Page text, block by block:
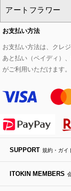
eur3
Maison de CINQ
MK MICHEL
HIROKO
スウェット・ジ
その他のトップ
セットアップパ
セットアップス
セットアップ
チェスターコー
モッズコート
ステンカラー
ライダースジ
デニムジャケッ
ダウンジャケ
ベルト・サスペ
帽子
ヘアアクセサ
ハンカチ・バン
手袋
チャーム・スト
ピアス・イヤリ
ブレスレット・
ブローチ・コ
トートバッグ
ショルダーバッ
ボストンバッグ
バックパック
ボディバッグ
トラベルバッグ
すべてのシュー
パンプス
スニーカー
フラットシュー
ローファー
ドレスシューズ
アートフラワー
すべてのアート
ローズ
カサブランカ
ラナンキュラス
ポプリアレン
お支払い方法
お支払い方法は、クレ
あと払い（ペイディ）
がご利用いただけます。
SUPPORT 規約・ガイ
ITOKIN MEMBERS